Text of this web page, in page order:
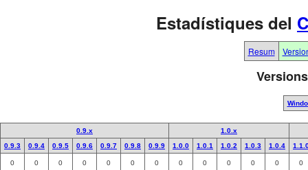
Estadístiques del
Resum
0.9.x
1.0.x
0.9.3
0.9.4 0.9.5 0.9.6 0.9.7 0.9.8 0.9.9 1.0.0 1.0.1 1.0.2 1.0.3 1.0.4
0 0 0 0 0 0 0 0 0 0 0 0 0